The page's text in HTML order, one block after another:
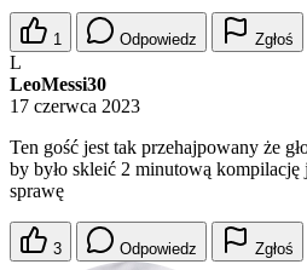
1 Odpowiedz Zgłoś
L
LeoMessi30
17 czerwca 2023
Ten gość jest tak przehajpowany że
by było skleić 2 minutową kompilację
sprawę
3 Odpowiedz Zgłoś